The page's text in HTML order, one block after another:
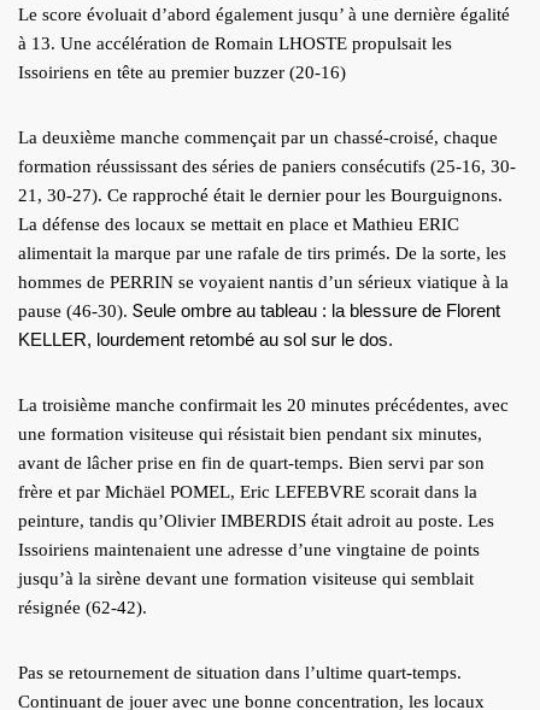
Le score évoluait d’abord également jusqu’ à une dernière égalité
à 13. Une accélération de Romain LHOSTE propulsait les
Issoiriens en tête au premier buzzer (20-16)
La deuxième manche commençait par un chassé-croisé, chaque
formation réussissant des séries de paniers consécutifs (25-16, 30-
21, 30-27). Ce rapproché était le dernier pour les Bourguignons.
La défense des locaux se mettait en place et Mathieu ERIC
alimentait la marque par une rafale de tirs primés. De la sorte, les
hommes de PERRIN se voyaient nantis d’un sérieux viatique à la
pause (46-30). Seule ombre au tableau : la blessure de Florent
KELLER, lourdement retombé au sol sur le dos.
La troisième manche confirmait les 20 minutes précédentes, avec
une formation visiteuse qui résistait bien pendant six minutes,
avant de lâcher prise en fin de quart-temps. Bien servi par son
frère et par Michäel POMEL, Eric LEFEBVRE scorait dans la
peinture, tandis qu’Olivier IMBERDIS était adroit au poste. Les
Issoiriens maintenaient une adresse d’une vingtaine de points
jusqu’à la sirène devant une formation visiteuse qui semblait
résignée (62-42).
Pas se retournement de situation dans l’ultime quart-temps.
Continuant de jouer avec une bonne concentration, les locaux